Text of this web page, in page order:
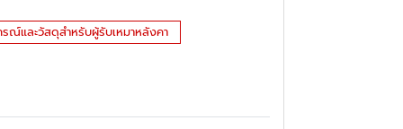
ณ์และวัสดุสำหรับผู้รับเหมาหลังคา